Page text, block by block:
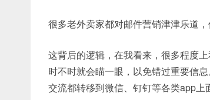
很多老外卖家都对邮件营销津津乐道
这背后的逻辑，在我看来，很多程度
时不时就会瞄一眼，以免错过重要信
交流都转移到微信、钉钉等各类app上